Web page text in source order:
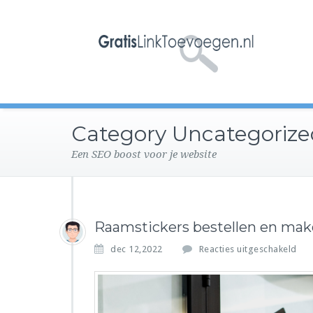
Category
Een SEO boost voor je website
Raamstickers bestellen en
dec 12,2022 Reacties uitgeschakeld
o
r